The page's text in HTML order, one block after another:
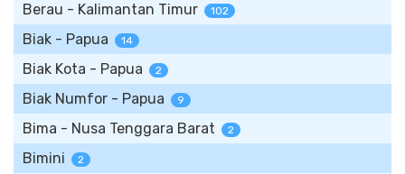
Berau - Kalimantan Timur 102
Biak - Papua 14
Biak Kota - Papua 2
Biak Numfor - Papua 9
Bima - Nusa Tenggara Barat 2
Bimini 2